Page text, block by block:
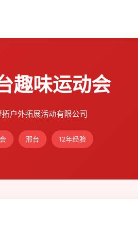
趣味运动会
户外拓展活动有限公司
邢台 12年经验